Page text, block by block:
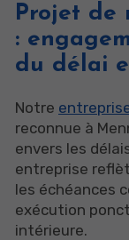
Projet de
:
du délai
Notre
reconnue à
envers les
entreprise
les échéances
exécution
intérieure.